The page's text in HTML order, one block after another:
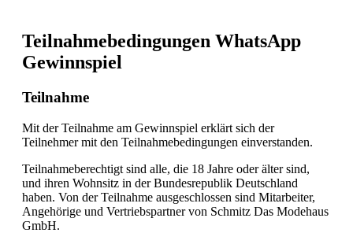
Teilnahmebedingungen WhatsApp
Gewinnspiel
Teilnahme
Mit der Teilnahme am Gewinnspiel erklärt sich der
Teilnehmer mit den Teilnahmebedingungen einverstanden.
Teilnahmeberechtigt sind alle, die 18 Jahre oder älter sind,
und ihren Wohnsitz in der Bundesrepublik Deutschland
haben. Von der Teilnahme ausgeschlossen sind Mitarbeiter,
Angehörige und Vertriebspartner von Schmitz Das Modehaus
GmbH.